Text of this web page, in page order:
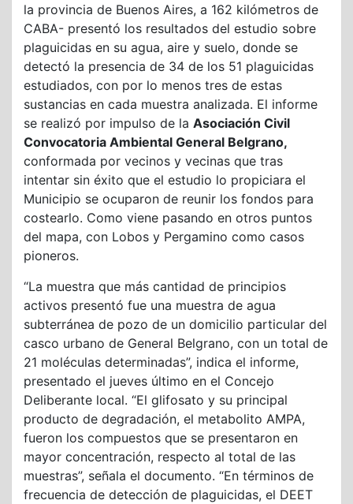
la provincia de Buenos Aires, a 162 kilómetros de
CABA- presentó los resultados del estudio sobre
plaguicidas en su agua, aire y suelo, donde se
detectó la presencia de 34 de los 51 plaguicidas
estudiados, con por lo menos tres de estas
sustancias en cada muestra analizada. El informe
se realizó por impulso de la Asociación Civil
Convocatoria Ambiental General Belgrano,
conformada por vecinos y vecinas que tras
intentar sin éxito que el estudio lo propiciara el
Municipio se ocuparon de reunir los fondos para
costearlo. Como viene pasando en otros puntos
del mapa, con Lobos y Pergamino como casos
pioneros.
“La muestra que más cantidad de principios
activos presentó fue una muestra de agua
subterránea de pozo de un domicilio particular del
casco urbano de General Belgrano, con un total de
21 moléculas determinadas”, indica el informe,
presentado el jueves último en el Concejo
Deliberante local. “El glifosato y su principal
producto de degradación, el metabolito AMPA,
fueron los compuestos que se presentaron en
mayor concentración, respecto al total de las
muestras”, señala el documento. “En términos de
frecuencia de detección de plaguicidas, el DEET